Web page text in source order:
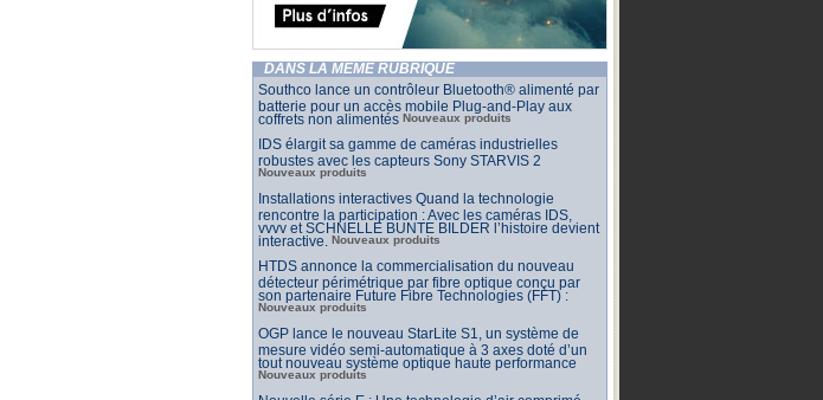
DANS LA MÊME RUBRIQUE
Southco lance un contrôleur Bluetooth® alimenté par
batterie pour un accès mobile Plug-and-Play aux
coffrets non alimentés Nouveaux produits
IDS élargit sa gamme de caméras industrielles
robustes avec les capteurs Sony STARVIS 2
Nouveaux produits
Installations interactives Quand la technologie
rencontre la participation : Avec les caméras IDS,
vvvv et SCHNELLE BUNTE BILDER l’histoire devient
interactive.
Nouveaux produits
HTDS annonce la commercialisation du nouveau
détecteur périmétrique par fibre optique conçu par
son partenaire Future Fibre Technologies (FFT) :
Nouveaux produits
OGP lance le nouveau StarLite S1, un système de
mesure vidéo semi-automatique à 3 axes doté d’un
tout nouveau système optique haute performance
Nouveaux produits